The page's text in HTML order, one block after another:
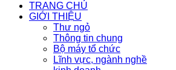
TRANG CHỦ
GIỚI THIỆU
Thư ngỏ
Thông tin chung
Bộ máy tổ chức
Lĩnh vực, ngành nghề